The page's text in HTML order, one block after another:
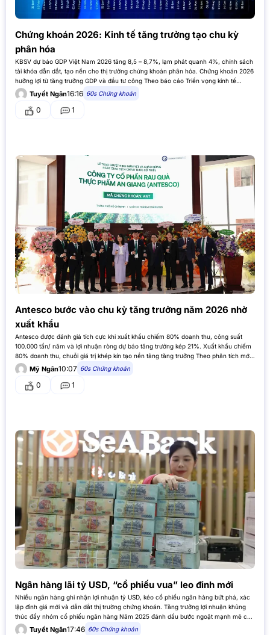
Chứng khoán 2026: Kinh tế tăng trưởng tạo chu kỳ
phân hóa
KBSV dự báo GDP Việt Nam 2026 tăng 8,5 – 8,7%, lạm phát quanh 4%, chính sách
tài khóa dẫn dắt, tạo nền cho thị trường chứng khoán phân hóa. Chứng khoán 2026
hưởng lợi từ tăng trưởng GDP và đầu tư công Theo báo cáo Triển vọng kinh tế…
Tuyết Ngân16:16 60s Chứng khoán
0 1
Antesco bước vào chu kỳ tăng trưởng năm 2026 nhờ
xuất khẩu
Antesco được đánh giá tích cực khi xuất khẩu chiếm 80% doanh thu, công suất
100.000 tấn/ năm và lợi nhuận ròng dự báo tăng trưởng kép 21%. Xuất khẩu chiếm
80% doanh thu, chuỗi giá trị khép kín tạo nền tảng tăng trưởng Theo phân tích mới
nhất của…
Mỹ Ngân10:07 60s Chứng khoán
0 1
Ngân hàng lãi tỷ USD, “cổ phiếu vua” leo đỉnh mới
Nhiều ngân hàng ghi nhận lợi nhuận tỷ USD, kéo cổ phiếu ngân hàng bứt phá, xác
lập đỉnh giá mới và dẫn dắt thị trường chứng khoán. Tăng trưởng lợi nhuận khủng
thúc đẩy nhóm cổ phiếu ngân hàng Năm 2025 đánh dấu bước ngoặt mạnh mẽ của
các…Tuyết Ngân17:46 60s Chứng khoán